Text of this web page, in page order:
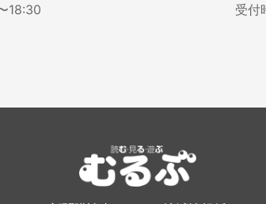
18:30 受付